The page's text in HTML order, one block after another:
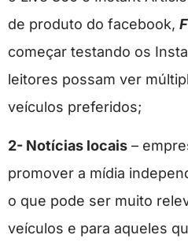
de produto do facebook,
começar testando os
leitores possam ver
veículos preferidos;
2- Notícias locais –
promover a mídia
o que pode ser muito
veículos e para aqueles